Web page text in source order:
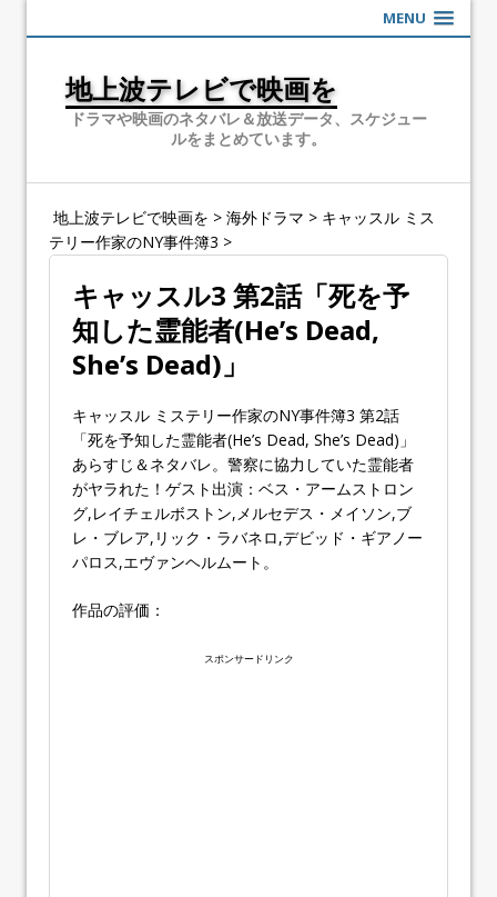
MENU
地上波テレビで映画を
ドラマや映画のネタバレ＆放送データ、スケジュー
ルをまとめています。
地上波テレビで映画を > 海外ドラマ > キャッスル ミス
テリー作家のNY事件簿3 >
キャッスル3 第2話「死を予
知した霊能者(He’s Dead,
She’s Dead)」
キャッスル ミステリー作家のNY事件簿3 第2話
「死を予知した霊能者(He’s Dead, She’s Dead)」
あらすじ＆ネタバレ。警察に協力していた霊能者
がヤラれた！ゲスト出演：ベス・アームストロン
グ,レイチェルボストン,メルセデス・メイソン,ブ
レ・ブレア,リック・ラバネロ,デビッド・ギアノー
パロス,エヴァンヘルムート。
作品の評価：
スポンサードリンク